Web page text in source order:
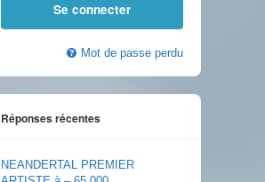
Mot de passe perdu
Réponses récentes
NEANDERTAL PREMIER